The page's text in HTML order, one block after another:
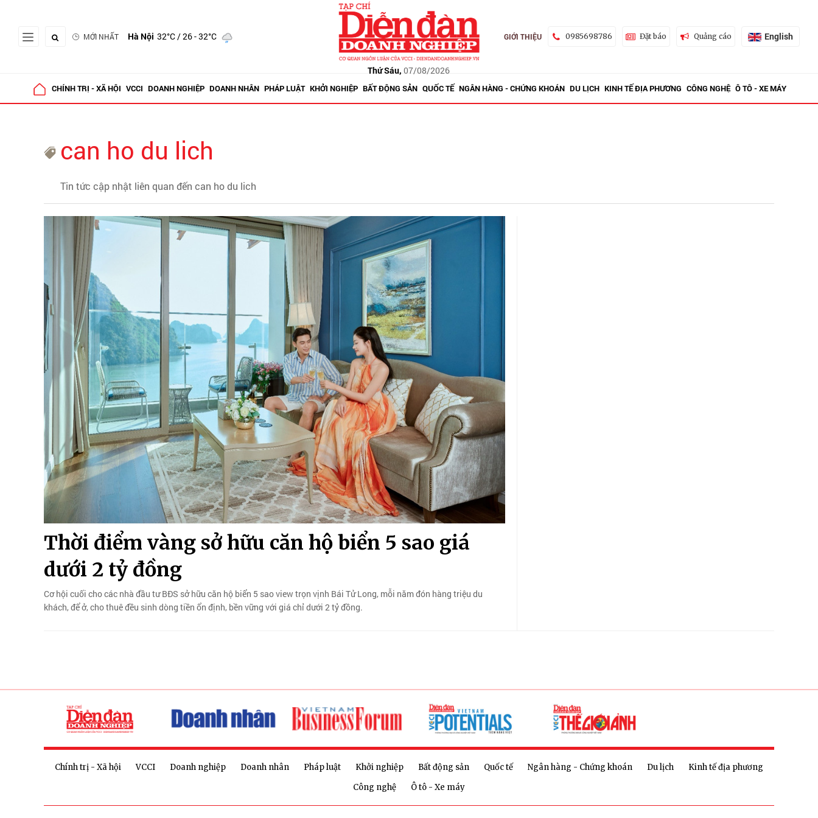
MỚI NHẤT Hà Nội 32°C/ 26 - 32°C
Thứ Sáu, 07/08/2026
GIỚI THIỆU 0985698786 Đặt báo Quảng cáo English
CHÍNH TRỊ - XÃ HỘI VCCI DOANH NGHIỆP DOANH NHÂN PHÁP LUẬT KHỞI NGHIỆP BẤT ĐỘNG SẢN QUỐC TẾ NGÂN HÀNG - CHỨNG KHOÁN DU LỊCH KINH TẾ ĐỊA PHƯƠNG CÔNG NGHỆ Ô TÔ - XE MÁY
can ho du lich
Tin tức cập nhật liên quan đến can ho du lich
Thời điểm vàng sở hữu căn hộ biển 5 sao giá
dưới 2 tỷ đồng
Cơ hội cuối cho các nhà đầu tư BĐS sở hữu căn hộ biển 5 sao view trọn vịnh Bái Tử Long, mỗi năm đón hàng triệu du
khách, để ở, cho thuê đều sinh dòng tiền ổn định, bền vững với giá chỉ dưới 2 tỷ đồng.
Chính trị - Xã hội VCCI Doanh nghiệp Doanh nhân Pháp luật Khởi nghiệp Bất động sản Quốc tế Ngân hàng - Chứng khoán Du lịch
Kinh tế địa phương
Công nghệ
Ô tô - Xe máy